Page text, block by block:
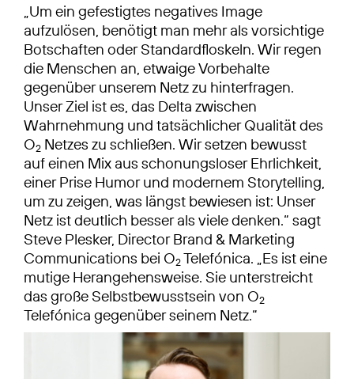
„Um ein gefestigtes negatives Image
aufzulösen, benötigt man mehr als vorsichtige
Botschaften oder Standardfloskeln. Wir regen
die Menschen an, etwaige Vorbehalte
gegenüber unserem Netz zu hinterfragen.
Unser Ziel ist es, das Delta zwischen
Wahrnehmung und tatsächlicher Qualität des
O2 Netzes zu schließen. Wir setzen bewusst
auf einen Mix aus schonungsloser Ehrlichkeit,
einer Prise Humor und modernem Storytelling,
um zu zeigen, was längst bewiesen ist: Unser
Netz ist deutlich besser als viele denken.“ sagt
Steve Plesker, Director Brand & Marketing
Communications bei O2Telefónica. „Es ist eine
mutige Herangehensweise. Sie unterstreicht
das große Selbstbewusstsein von O2
Telefónica gegenüber seinem Netz.“